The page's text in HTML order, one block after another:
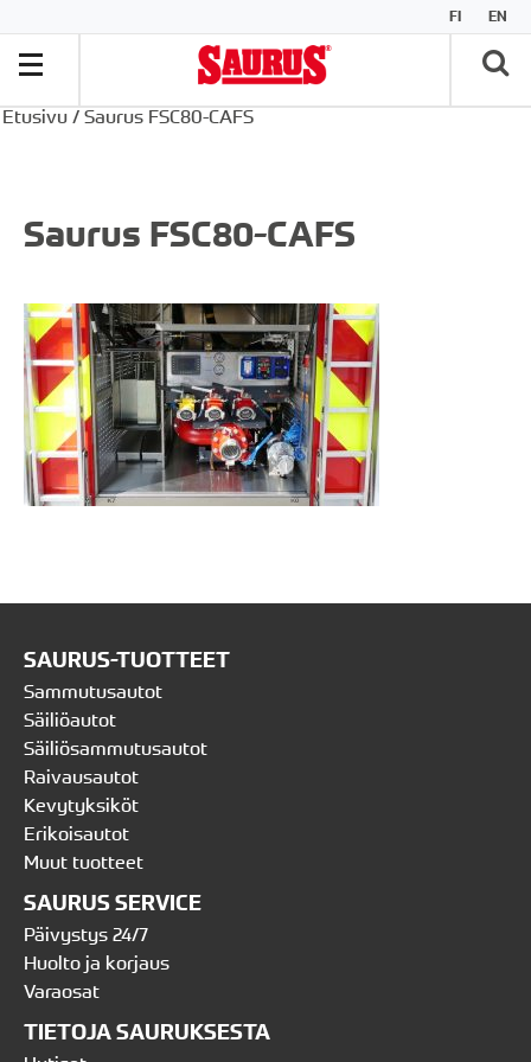
FI EN
Etusivu / Saurus FSC80-CAFS
Saurus FSC80-CAFS
SAURUS-TUOTTEET
Sammutusautot
Säiliöautot
Säiliösammutusautot
Raivausautot
Kevytyksiköt
Erikoisautot
Muut tuotteet
SAURUS SERVICE
Päivystys 24/7
Huolto ja korjaus
Varaosat
TIETOJA SAURUKSESTA